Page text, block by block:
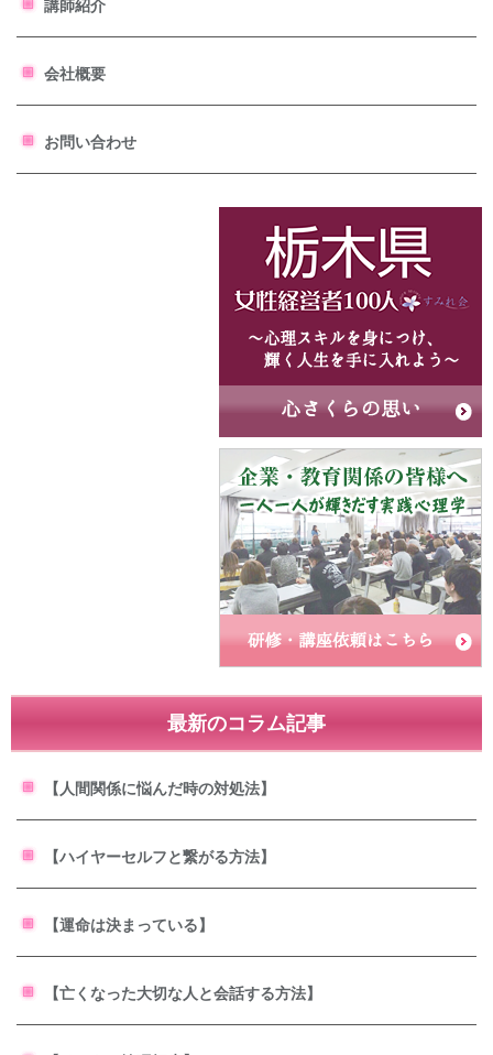
講師紹介
会社概要
お問い合わせ
最新のコラム記事
【人間関係に悩んだ時の対処法】
【ハイヤーセルフと繋がる方法】
【運命は決まっている】
【亡くなった大切な人と会話する方法】